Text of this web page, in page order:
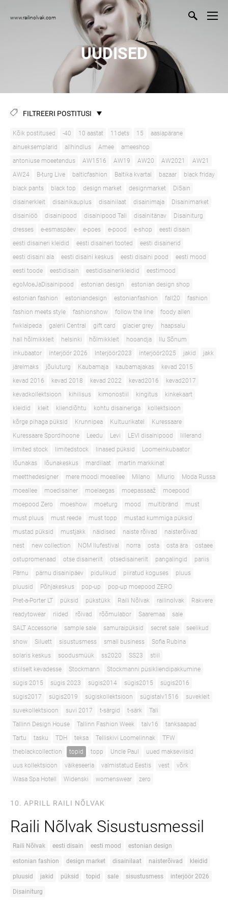
www.railinolvak.com
UUDISED
FILTREERI POSTITUSI
Kõik postitused -40 10 aastat 11dets 15
aasiapärane
ainueksemplarid
allhindlus Amee
ameeshop
antoniuse moeetendus
AW1516 AW19 AW20 AW2021
AW21
AW24
B-turg Live balticfashion Baltika kvartal bazaar
black friday
black pants
black top design market designmarket
Di5ain
disainerkleit
disainikauplus disainilaat disainimaja
Disainimarket
disainiöö
disainipood disainipood Tali disainitänav
Disainiturg
dresses
e-esmaspäev e-poes e-pood e-shop
eesti disain
eesti disaineri kleidid
eesti disaineri tooted
eesti disainerid
eesti disaini ala
eesti disaini keskus eesti disaini pood
eesti mood
eesti toode
eestidisain eestidisainerikleidid
eestimood
egoMoeJaDisainipood
estonian design
estonian design shop
estonian fashion
estoniandesign estonianfashion fall20
fashion
fashion meets style
fashionshow follow the line
foody allen
fwklaipeda
galerii Central gift card glacier grey
haapsalu
hall hõlmikkleit
helsinki hõlmikkleit hooandja
Ilu Sõnum
inkubaator
interjöör 2026 Interjöör2023 interjöör2025 jakid
jakk
järelmaks
jõuluturg Kaubamaja kaubamajakas
kevad 2015
kevad 2016
kevad 2018 kevad 2022 kevad2016
kevad2017
kevadkollektsioon
kihilisus kimonostiil kingitus
kinkekaart
kleidid
kleit kliendiõhtu kohtu disaineriga
kollektsioon
kõrge pihaga püksid
Krunnipea Kultuurikatel
Kuressaare
Kuressaare Spordihoone
Leedu Levi LEVI disainipood
lillerand
limited stock
limitedstock linased püksid
Loomeinkubaator
lõunakas
lõunakeskus mardilaat
martin markkinat
meetthedesigner
mere moodi moeallee Milano Miurio
Moda Russa
moeallee
moedisainer moelaegas moepassaaž
moepood
moepood Zero
moeshow moeturg mood multibränd
must
must pluus
must reede must topp
mustad kummiga püksid
mustad püksid
mustjakk näidised naiste rõivad
naisterõivad
nest
new collection NOM Ilufestival norra osta osta ära
ostaee
ostupromenaad
otse disainerilt otsedisainerilt pangalingid
pariis
Pärnu
pärnu disainipäev pidulikud piiratud koguses
pluus
pluusid
Põhjakeskus pop-up
pop-up moepood ZERO
Pret-a-Porter LT
püksid pükstükk Raili Nõlvak railinolvak
Rakvere
readytowear
riided rõivad rõõmulabor Saaremaa
sale
SALT Accessorie
sample sale samuraipüksid secret sale
seelikud
show
Siluett sisustusmess small business
Sofia Rubina
solaris keskus
soodusmüük ss2020 SS23
stiil
stiilselt kevadesse
Stockmann
Stockmanni püsikliendipakkumine
sügis 2015
sügis 2023 sügis2014 sügis2015
sügis2016
sügis2017
sügis2019 sügiskollektsioon sügistalv1516
suvekleit
suvekollektsioon
suvi 2017 t-särgid t-särk
Tali
Tallinn Design House
Tallinn Fashion Week talv16
tanksaapad
Tartu
tasku TDH teksa Telliskivi Loomelinnak
TFW
theblackcollection
topid topp Uncle Paul
uued makseviisid
uus kollektsioon
väikeseeria valmistatud Eestis vest
võrk
Wasa Spa Hotell
Widenski womenswear zero
10. APRILL RAILI NÕLVAK
Raili Nõlvak Sisustusmessil
Raili Nõlvak eesti disain eesti mood estonian design
estonian fashion design market disainilaat naisterõivad kleidid
pluusid jakid püksid topid sale sisustusmess interjöör 2026
Disainiturg